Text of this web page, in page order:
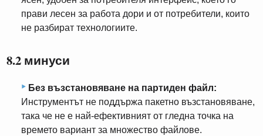
прави лесен за работа дори и от потребители, които
не разбират технологиите.
8.2 минуси
Без възстановяване на партиден файл:
Инструментът не поддържа пакетно възстановяване,
така че не е най-ефективният от гледна точка на
времето вариант за множество файлове.